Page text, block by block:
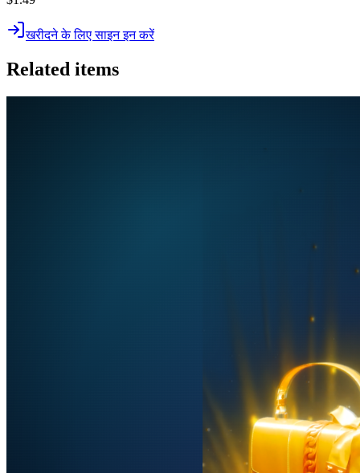
खरीदने के लिए साइन इन करें
Related items